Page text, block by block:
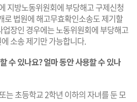
지방노동위원회에 부당해고 구제신청
로 법원에 해고무효확인소송도 제기할
업장인 경우에는 노동위원회에 부당해고
소송 제기만 가능합니다.
수 있나요? 얼마 동안 사용할 수 있나
는 초등학교 2학년 이하의 자녀를 둔 모